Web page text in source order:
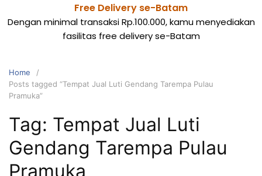
Free Delivery se-Batam
Dengan minimal transaksi Rp.100.000, kamu menyediakan
fasilitas free delivery se-Batam
Home
Posts tagged “Tempat Jual Luti Gendang Tarempa Pulau
Pramuka”
Tag: Tempat Jual Luti
Gendang Tarempa Pulau
Pramuka